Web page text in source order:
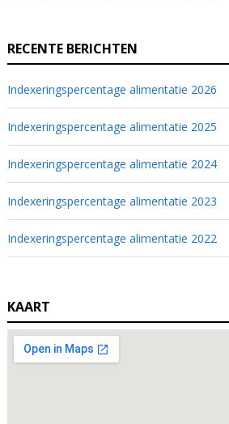
RECENTE BERICHTEN
Indexeringspercentage alimentatie 2026
Indexeringspercentage alimentatie 2025
Indexeringspercentage alimentatie 2024
Indexeringspercentage alimentatie 2023
Indexeringspercentage alimentatie 2022
KAART